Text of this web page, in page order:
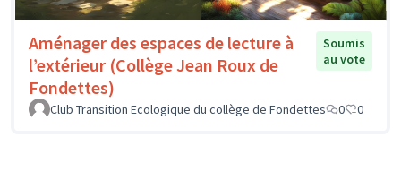
Aménager des espaces de lecture à
l’extérieur (Collège Jean Roux de
Fondettes)
Soumis
au vote
Club Transition Ecologique du collège de Fondettes 0 0